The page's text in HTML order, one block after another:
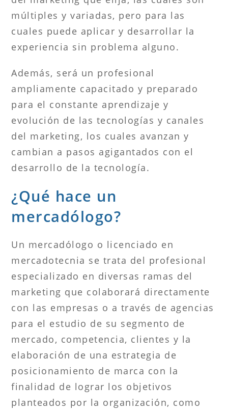
múltiples y variadas, pero para las
cuales puede aplicar y desarrollar la
experiencia sin problema alguno.
Además, será un profesional
ampliamente capacitado y preparado
para el constante aprendizaje y
evolución de las tecnologías y canales
del marketing, los cuales avanzan y
cambian a pasos agigantados con el
desarrollo de la tecnología.
¿Qué hace un
mercadólogo?
Un mercadólogo o licenciado en
mercadotecnia se trata del profesional
especializado en diversas ramas del
marketing que colaborará directamente
con las empresas o a través de agencias
para el estudio de su segmento de
mercado, competencia, clientes y la
elaboración de una estrategia de
posicionamiento de marca con la
finalidad de lograr los objetivos
planteados por la organización, como